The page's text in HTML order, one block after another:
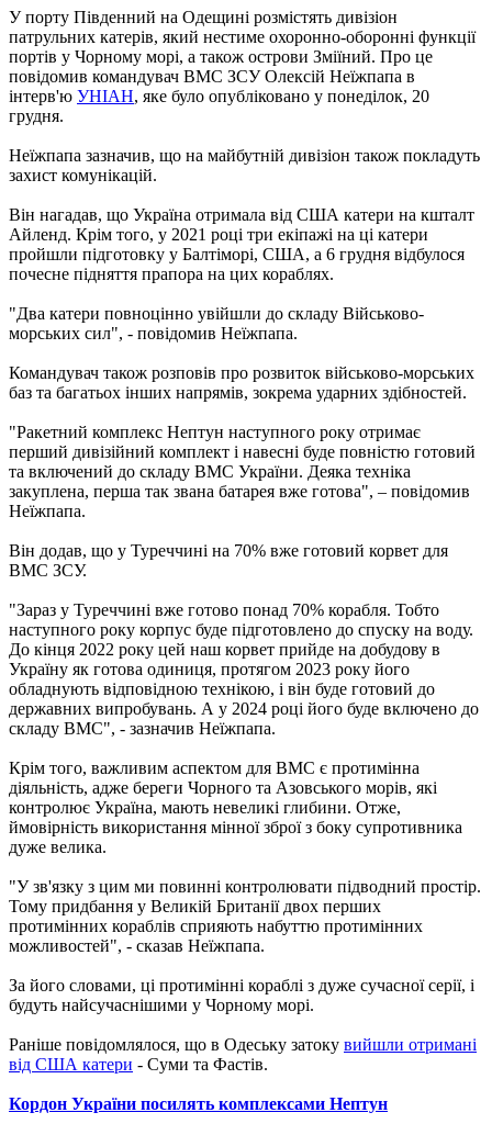
У порту Південний на Одещині розмістять дивізіон
патрульних катерів, який нестиме охоронно-оборонні функції
портів у Чорному морі, а також острови Зміїний. Про це
повідомив командувач ВМС ЗСУ Олексій Неїжпапа в
інтерв'ю УНІАН, яке було опубліковано у понеділок, 20
грудня.
Неїжпапа зазначив, що на майбутній дивізіон також покладуть
захист комунікацій.
Він нагадав, що Україна отримала від США катери на кшталт
Айленд. Крім того, у 2021 році три екіпажі на ці катери
пройшли підготовку у Балтіморі, США, а 6 грудня відбулося
почесне підняття прапора на цих кораблях.
"Два катери повноцінно увійшли до складу Військово-
морських сил", - повідомив Неїжпапа.
Командувач також розповів про розвиток військово-морських
баз та багатьох інших напрямів, зокрема ударних здібностей.
"Ракетний комплекс Нептун наступного року отримає
перший дивізійний комплект і навесні буде повністю готовий
та включений до складу ВМС України. Деяка техніка
закуплена, перша так звана батарея вже готова", – повідомив
Неїжпапа.
Він додав, що у Туреччині на 70% вже готовий корвет для
ВМС ЗСУ.
"Зараз у Туреччині вже готово понад 70% корабля. Тобто
наступного року корпус буде підготовлено до спуску на воду.
До кінця 2022 року цей наш корвет прийде на добудову в
Україну як готова одиниця, протягом 2023 року його
обладнують відповідною технікою, і він буде готовий до
державних випробувань. А у 2024 році його буде включено до
складу ВМС", - зазначив Неїжпапа.
Крім того, важливим аспектом для ВМС є протимінна
діяльність, адже береги Чорного та Азовського морів, які
контролює Україна, мають невеликі глибини. Отже,
ймовірність використання мінної зброї з боку супротивника
дуже велика.
"У зв'язку з цим ми повинні контролювати підводний простір.
Тому придбання у Великій Британії двох перших
протимінних кораблів сприяють набуттю протимінних
можливостей", - сказав Неїжпапа.
За його словами, ці протимінні кораблі з дуже сучасної серії, і
будуть найсучаснішими у Чорному морі.
Раніше повідомлялося, що в Одеську затоку вийшли отримані
від США катери - Суми та Фастів.
Кордон України посилять комплексами Нептун